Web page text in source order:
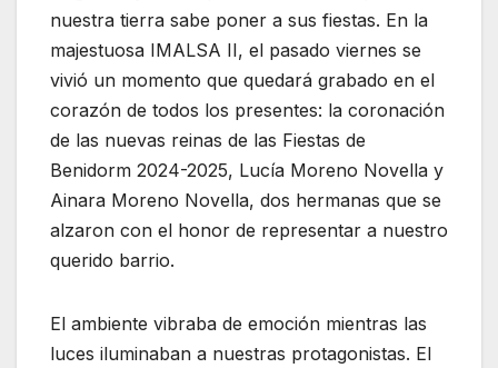
nuestra tierra sabe poner a sus fiestas. En la
majestuosa IMALSA II, el pasado viernes se
vivió un momento que quedará grabado en el
corazón de todos los presentes: la coronación
de las nuevas reinas de las Fiestas de
Benidorm 2024-2025, Lucía Moreno Novella y
Ainara Moreno Novella, dos hermanas que se
alzaron con el honor de representar a nuestro
querido barrio.
El ambiente vibraba de emoción mientras las
luces iluminaban a nuestras protagonistas. El